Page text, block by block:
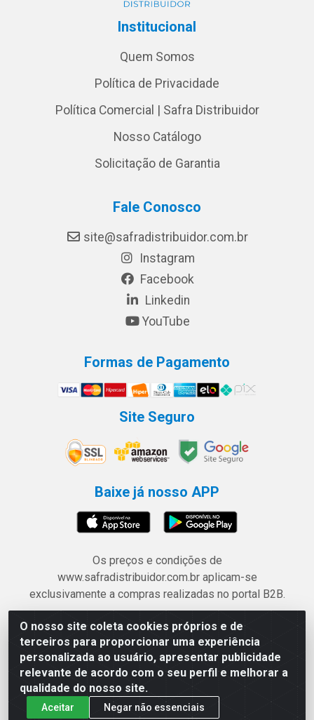
O nosso site coleta cookies próprios e de
terceiros para proporcionar uma experiência
personalizada ao usuário, apresentar publicidade
relevante de acordo com o seu perfil e melhorar a
qualidade do nosso site.
Aceitar Negar não essenciais
Institucional
Quem Somos
Política de Privacidade
Política Comercial | Safra Distribuidor
Nosso Catálogo
Solicitação de Garantia
Fale Conosco
site@safradistribuidor.com.br
Instagram
Facebook
Linkedin
YouTube
Formas de Pagamento
Site Seguro
Baixe já nosso APP
Os preços e condições de
www.safradistribuidor.com.br aplicam-se
exclusivamente a compras realizadas no portal B2B.
Safra Agrícola e Pecuária LTDA - Avenida Castelo
Branco, 5330 - Esplanada dos Anicuns, Goiânia/GO -
CEP 74.433-205 - CNPJ 06.315.490/0001-00